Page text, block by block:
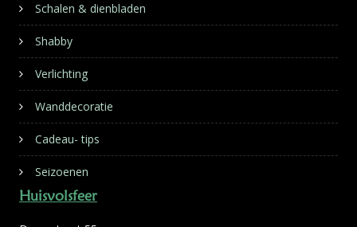
Schalen & dienbladen
Shabby
Verlichting
Wanddecoratie
Cadeau- tips
Seizoenen
Huisvolsfeer